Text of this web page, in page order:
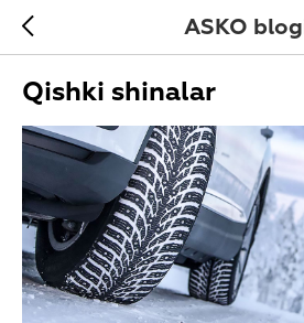
ASKO
Qishki shinalar